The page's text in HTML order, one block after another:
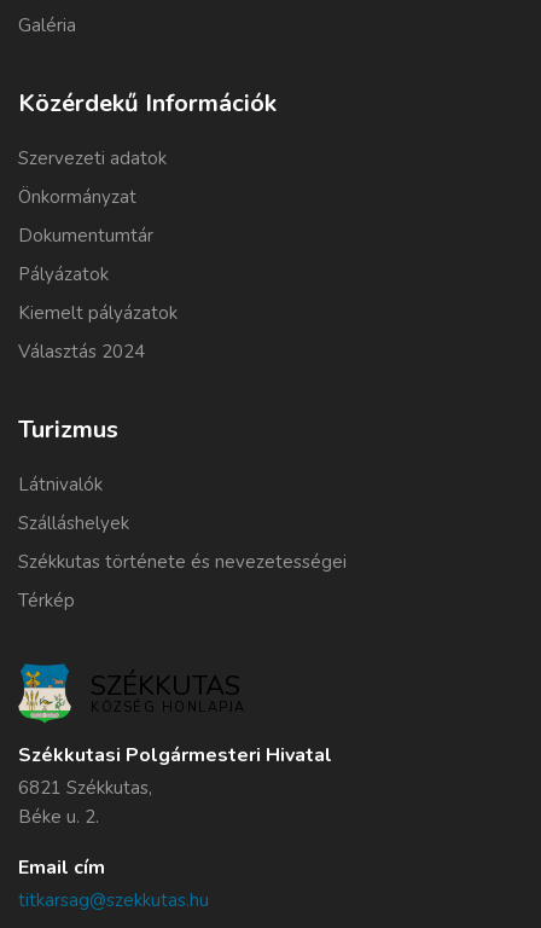
Galéria
Közérdekű Információk
Szervezeti adatok
Önkormányzat
Dokumentumtár
Pályázatok
Kiemelt pályázatok
Választás 2024
Turizmus
Látnivalók
Szálláshelyek
Székkutas története és nevezetességei
Térkép
SZÉKKUTAS
KÖZSÉG HONLAPJA
Székkutasi Polgármesteri Hivatal
6821 Székkutas,
Béke u. 2.
Email cím
titkarsag@szekkutas.hu